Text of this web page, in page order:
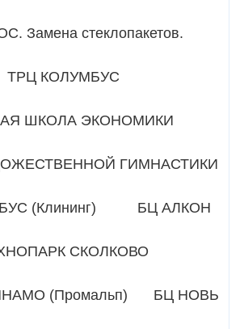
Замена стеклопакетов.
ТРЦ КОЛУМБУС
ШКОЛА ЭКОНОМИКИ
ГИМНАСТИКИ
(Клининг) БЦ АЛКОН
СКОЛКОВО
(Промальп) БЦ НОВЬ